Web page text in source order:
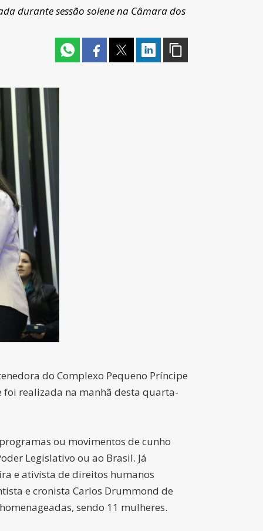
durante sessão solene na Câmara dos
do Complexo Pequeno Príncipe
foi realizada na manhã desta quarta-
ou movimentos de cunho
Legislativo ou ao Brasil. Já
e ativista de direitos humanos
e cronista Carlos Drummond de
sendo 11 mulheres.